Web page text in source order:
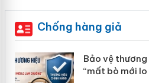
Chống hàng giả
Bảo vệ
“mất bò mới